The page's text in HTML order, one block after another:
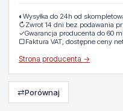
◐ Wysyłka do 24h od
↻Zwrot 14 dni bez podawania
✓Gwarancja producenta do 60
▢Faktura VAT, dostępne ceny
Strona producenta →
⇄Porównaj